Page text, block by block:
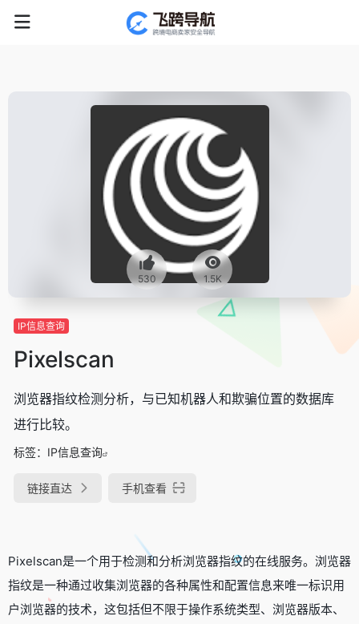
530 1.5K
IP信息查询
Pixelscan
浏览器指纹检测分析，与已知机器人和欺骗位置的数据库
进行比较。
标签： IP信息查询
链接直达 手机查看
Pixelscan是一个用于检测和分析浏览器指纹的在线服务。浏览器
指纹是一种通过收集浏览器的各种属性和配置信息来唯一标识用
户浏览器的技术，这包括但不限于操作系统类型、浏览器版本、